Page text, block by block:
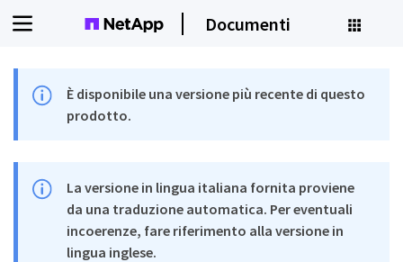
Documenti
È disponibile una versione più recente di questo
prodotto.
La versione in lingua italiana fornita proviene
da una traduzione automatica. Per eventuali
incoerenze, fare riferimento alla versione in
lingua inglese.